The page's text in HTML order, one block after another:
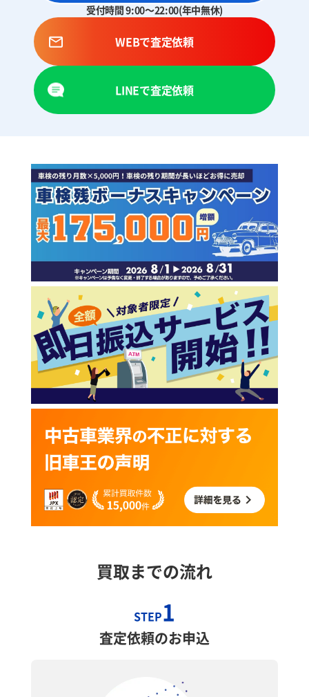
受付時間 9:00～22:00(年中無休)
WEBで査定依頼
LINEで査定依頼
買取までの流れ
STEP1
査定依頼のお申込